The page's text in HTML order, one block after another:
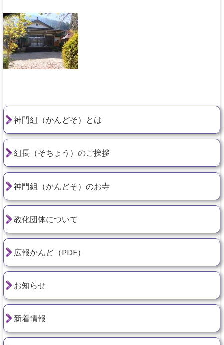
神門組（かんどそ）とは
組長（そちょう）のご挨拶
神門組（かんどそ）のお寺
教化団体について
広報かんど（PDF）
お知らせ
新着情報